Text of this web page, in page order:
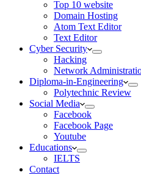
Top 10 website
Domain Hosting
Atom Text Editor
Text Editor
Cyber Security
Hacking
Network
Diploma-in-Engineering
Polytechnic Review
Social Media
Facebook
Facebook Page
Youtube
Educations
IELTS
Contact